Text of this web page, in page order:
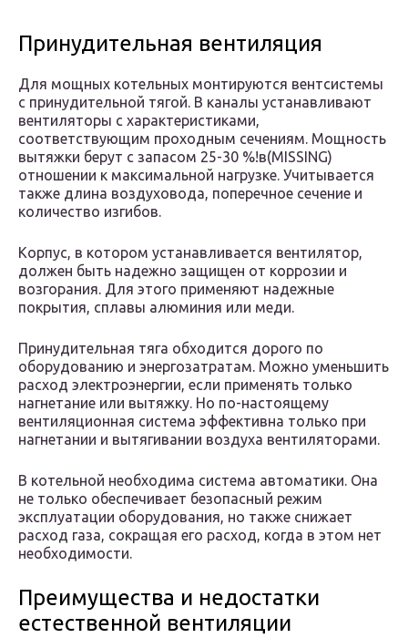
Принудительная вентиляция
Для мощных котельных монтируются вентсистемы
с принудительной тягой. В каналы устанавливают
вентиляторы с характеристиками,
соответствующим проходным сечениям. Мощность
вытяжки берут с запасом 25-30 %!в(MISSING)
отношении к максимальной нагрузке. Учитывается
также длина воздуховода, поперечное сечение и
количество изгибов.
Корпус, в котором устанавливается вентилятор,
должен быть надежно защищен от коррозии и
возгорания. Для этого применяют надежные
покрытия, сплавы алюминия или меди.
Принудительная тяга обходится дорого по
оборудованию и энергозатратам. Можно уменьшить
расход электроэнергии, если применять только
нагнетание или вытяжку. Но по-настоящему
вентиляционная система эффективна только при
нагнетании и вытягивании воздуха вентиляторами.
В котельной необходима система автоматики. Она
не только обеспечивает безопасный режим
эксплуатации оборудования, но также снижает
расход газа, сокращая его расход, когда в этом нет
необходимости.
Преимущества и недостатки
естественной вентиляции